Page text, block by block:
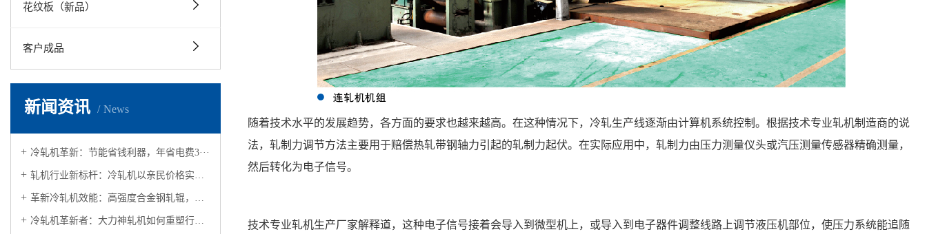
花纹板（新品）
客户成品
新闻资讯 News
冷轧机革新：节能省钱利器，年省电费3···
轧机行业新标杆：冷轧机以亲民价格实现···
革新冷轧机效能：高强度合金钢轧辊，助···
冷轧机革新者：大力神轧机如何重塑行业···
随着技术水平的发展趋势，各方面的要求也越来越高。在这种情况下，冷轧生产线逐渐由计算机系统控制。根据技术专业轧机制造商的说
法，轧制力调节方法主要用于赔偿热轧带钢轴力引起的轧制力起伏。在实际应用中，轧制力由压力测量仪头或汽压测量传感器精确测量，
然后转化为电子信号。
技术专业轧机生产厂家解释道，这种电子信号接着会导入到微型机上，或导入到电子器件调整线路上调节液压机部位，使压力系统能追随